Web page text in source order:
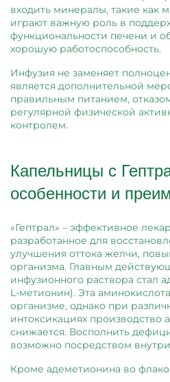
входить минералы, такие как
играют важную роль в
функциональности печени и
хорошую работоспособность.
Инфузия не заменяет
является дополнительной
правильным питанием,
регулярной физической
контролем.
Капельницы с
особенности и
«Гептрал» – эффективное
разработанное для
улучшения оттока желчи,
организма. Главным
инфузионного раствора стал
L-метионин). Эта
организме, однако при
интоксикациях производство
снижается. Восполнить
возможно посредством
Кроме адеметионина во